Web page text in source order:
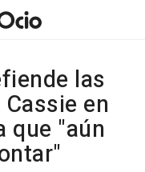
las
en
que "aún